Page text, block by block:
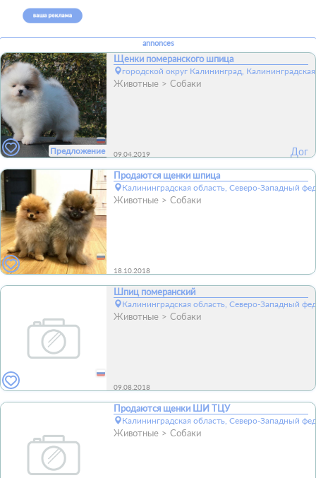
annonces
Предложение
Щенки померанского шпица
городской округ Калининград,
Животные Собаки
09.04.2019 Дог
Продаются щенки шпица
Калининградская область, Северо-Западный
Животные Собаки
18.10.2018
Шпиц померанский
Калининградская область, Северо-Западный
Животные Собаки
09.08.2018
Продаются щенки ШИ ТЦУ
Калининградская область, Северо-Западный
Животные Собаки